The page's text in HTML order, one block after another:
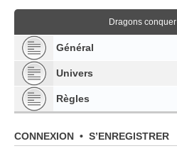
Dragons
Général
Univers
Règles
CONNEXION • S’ENREGISTRER